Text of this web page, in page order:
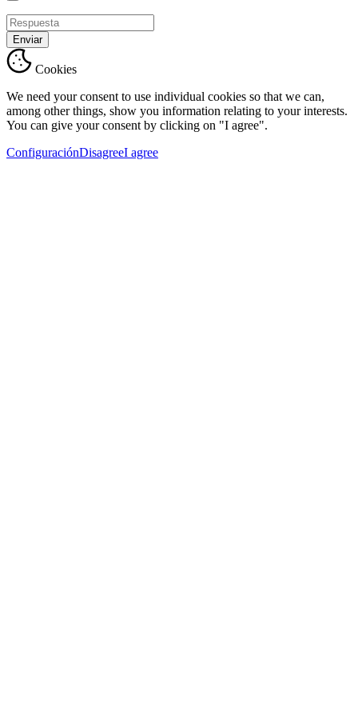
Enviar
Cookies
We need your consent to use individual cookies so that we can,
among other things, show you information relating to your interests.
You can give your consent by clicking on "I agree".
ConfiguraciónDisagreeI agree